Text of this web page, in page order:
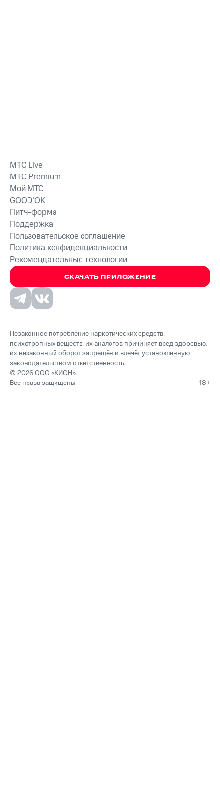
СКАЧАТЬ ПРИЛОЖЕНИЕ
MTС Live
MTС Premium
Мой МТС
GOOD’OK
Питч-форма
Поддержка
Пользовательское соглашение
Политика конфиденциальности
Рекомендательные технологии
Незаконное потребление наркотических средств,
психотропных веществ, их аналогов причиняет вред здоровью,
их незаконный оборот запрещён и влечёт установленную
законодательством ответственность.
© 2026 ООО «КИОН».
Все права защищены
18+